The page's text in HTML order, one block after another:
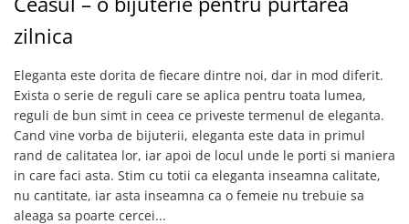
zilnica
Eleganta este dorita de fiecare dintre noi, dar in mod diferit.
Exista o serie de reguli care se aplica pentru toata lumea,
reguli de bun simt in ceea ce priveste termenul de eleganta.
Cand vine vorba de bijuterii, eleganta este data in primul
rand de calitatea lor, iar apoi de locul unde le porti si maniera
in care faci asta. Stim cu totii ca eleganta inseamna calitate,
nu cantitate, iar asta inseamna ca o femeie nu trebuie sa
aleaga sa poarte cercei...